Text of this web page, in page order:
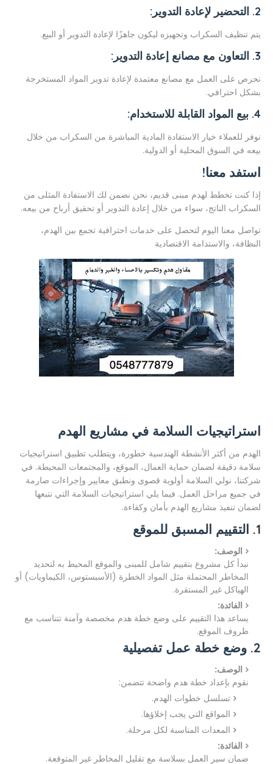
2. التحضير لإعادة التدوير:
يتم تنظيف السكراب وتجهيزه ليكون جاهزًا لإعادة التدوير أو البيع.
3. التعاون مع مصانع إعادة التدوير:
نحرص على العمل مع مصانع معتمدة لإعادة تدوير المواد المستخرجة
بشكل احترافي.
4. بيع المواد القابلة للاستخدام:
نوفر للعملاء خيار الاستفادة المادية المباشرة من السكراب من خلال
بيعه في السوق المحلية أو الدولية.
استفد معنا!
إذا كنت تخطط لهدم مبنى قديم، نحن نضمن لك الاستفادة المثلى من
السكراب الناتج، سواء من خلال إعادة التدوير أو تحقيق أرباح من بيعه.
تواصل معنا اليوم لتحصل على خدمات احترافية تجمع بين الهدم،
النظافة، والاستدامة الاقتصادية
استراتيجيات السلامة في مشاريع الهدم
الهدم من أكثر الأنشطة الهندسية خطورة، ويتطلب تطبيق استراتيجيات
سلامة دقيقة لضمان حماية العمال، الموقع، والمجتمعات المحيطة. في
شركتنا، نولي السلامة أولوية قصوى ونطبق معايير وإجراءات صارمة
في جميع مراحل العمل. فيما يلي استراتيجيات السلامة التي نتبعها
لضمان تنفيذ مشاريع الهدم بأمان وكفاءة.
1. التقييم المسبق للموقع
الوصف:
نبدأ كل مشروع بتقييم شامل للمبنى والموقع المحيط به لتحديد
المخاطر المحتملة مثل المواد الخطرة (الأسبستوس، الكيماويات) أو
الهياكل غير المستقرة.
الفائدة:
يساعد هذا التقييم على وضع خطة هدم مخصصة وآمنة تتناسب مع
ظروف الموقع.
2. وضع خطة عمل تفصيلية
الوصف:
نقوم بإعداد خطة هدم واضحة تتضمن:
تسلسل خطوات الهدم.
المواقع التي يجب إخلاؤها.
المعدات المناسبة لكل مرحلة.
الفائدة:
ضمان سير العمل بسلاسة مع تقليل المخاطر غير المتوقعة.